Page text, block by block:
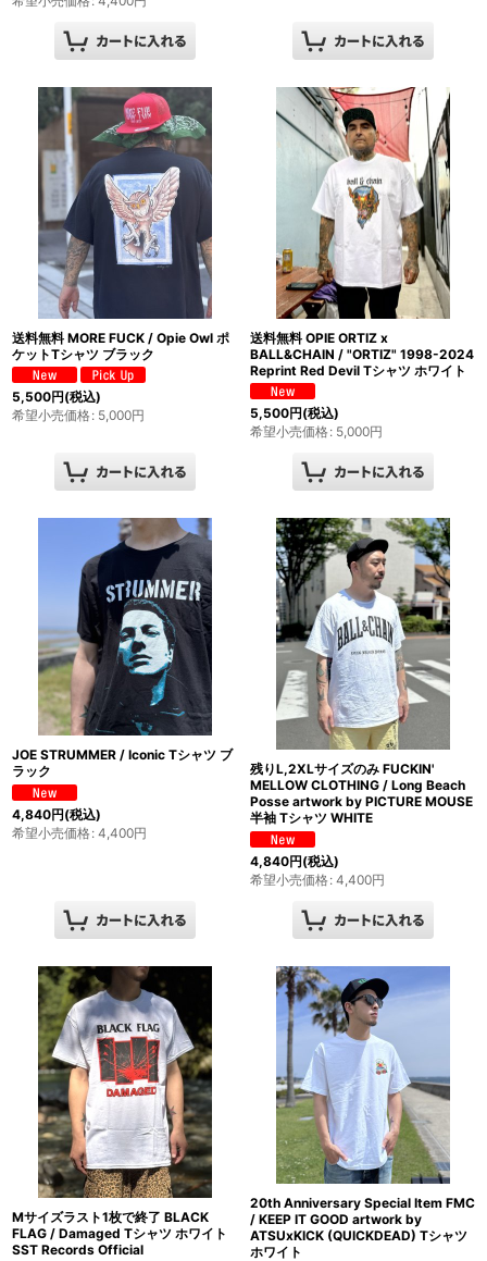
送料無料 MORE FUCK / Opie Owl ポ
ケットTシャツ ブラック
5,500円(税込)
希望小売価格: 5,000円
送料無料 OPIE ORTIZ x
BALL&CHAIN / "ORTIZ" 1998-2024
Reprint Red Devil Tシャツ ホワイト
5,500円(税込)
希望小売価格: 5,000円
JOE STRUMMER / Iconic Tシャツ ブ
ラック
4,840円(税込)
希望小売価格: 4,400円
残りL,2XLサイズのみ FUCKIN'
MELLOW CLOTHING / Long Beach
Posse artwork by PICTURE MOUSE
半袖 Tシャツ WHITE
4,840円(税込)
希望小売価格: 4,400円
Mサイズラスト1枚で終了 BLACK
FLAG / Damaged Tシャツ ホワイト
SST Records Official
20th Anniversary Special Item FMC
/ KEEP IT GOOD artwork by
ATSUxKICK (QUICKDEAD) Tシャツ
ホワイト